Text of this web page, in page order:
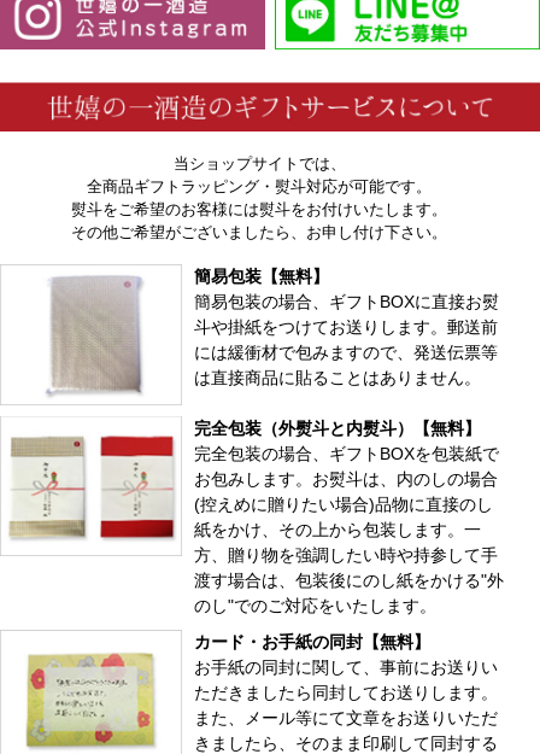
当ショップサイトでは、
全商品ギフトラッピング・熨斗対応が可能です。
熨斗をご希望のお客様には熨斗をお付けいたします。
その他ご希望がございましたら、お申し付け下さい。
簡易包装【無料】
簡易包装の場合、ギフトBOXに直接お熨
斗や掛紙をつけてお送りします。郵送前
には緩衝材で包みますので、発送伝票等
は直接商品に貼ることはありません。
完全包装（外熨斗と内熨斗）【無料】
完全包装の場合、ギフトBOXを包装紙で
お包みします。お熨斗は、内のしの場合
(控えめに贈りたい場合)品物に直接のし
紙をかけ、その上から包装します。一
方、贈り物を強調したい時や持参して手
渡す場合は、包装後にのし紙をかける"外
のし"でのご対応をいたします。
カード・お手紙の同封【無料】
お手紙の同封に関して、事前にお送りい
ただきましたら同封してお送りします。
また、メール等にて文章をお送りいただ
きましたら、そのまま印刷して同封する